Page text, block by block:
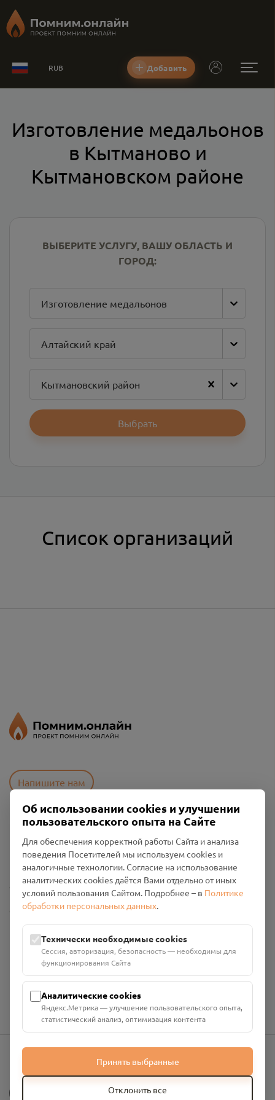
RUB Добавить
Изготовление медальонов
в Кытманово и
Кытмановском районе
ВЫБЕРИТЕ УСЛУГУ, ВАШУ ОБЛАСТЬ И
ГОРОД:
Изготовление медальонов
Алтайский край
Кытмановский район
Выбрать
Список организаций
Напишите нам
Политика конфиденциальности
Промо-материалы
Настройки cookies
Общество с ограниченной ответственностью «Смоленский
Проект Помним»
ИНН: 6700029207 ОГРН: 1256700001986
Юридический адрес: 216790, Смоленская область, р-н
Руднянский, г. Рудня, улица Западная, д. 26А, пом. 18
Номер счёта: 40702810901130004287 в АО "АЛЬФА-БАНК"
info@pomnim.online
Об использовании cookies и улучшении
пользовательского опыта на Сайте
Для обеспечения корректной работы Сайта и анализа
поведения Посетителей мы используем cookies и
аналогичные технологии. Согласие на использование
аналитических cookies даётся Вами отдельно от иных
условий пользования Сайтом. Подробнее – в Политике
обработки персональных данных.
Технически необходимые cookies
Сессия, авторизация, безопасность — необходимы для
функционирования Сайта
Аналитические cookies
Яндекс.Метрика — улучшение пользовательского опыта,
статистический анализ, оптимизация контента
Принять выбранные
Отклонить все